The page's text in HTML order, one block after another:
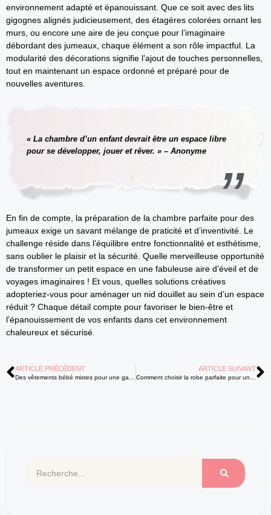
environnement adapté et épanouissant. Que ce soit avec des lits
gigognes alignés judicieusement, des étagères colorées ornant les
murs, ou encore une aire de jeu conçue pour l’imaginaire
débordant des jumeaux, chaque élément a son rôle impactful. La
modularité des décorations signifie l’ajout de touches personnelles,
tout en maintenant un espace ordonné et préparé pour de
nouvelles aventures.
« La chambre d’un enfant devrait être un espace libre
pour se développer, jouer et rêver. » – Anonyme
En fin de compte, la préparation de la chambre parfaite pour des
jumeaux exige un savant mélange de praticité et d’inventivité. Le
challenge réside dans l’équilibre entre fonctionnalité et esthétisme,
sans oublier le plaisir et la sécurité. Quelle merveilleuse opportunité
de transformer un petit espace en une fabuleuse aire d’éveil et de
voyages imaginaires ! Et vous, quelles solutions créatives
adopteriez-vous pour aménager un nid douillet au sein d’un espace
réduit ? Chaque détail compte pour favoriser le bien-être et
l’épanouissement de vos enfants dans cet environnement
chaleureux et sécurisé.
ARTICLE PRÉCÉDENT ARTICLE SUIVANT